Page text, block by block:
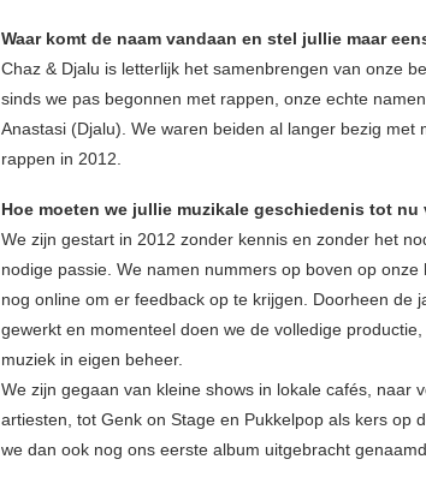
Waar komt de naam vandaan en stel jullie maar
Chaz & Djalu is letterlijk het samenbrengen van onze
sinds we pas begonnen met rappen, onze echte
Anastasi (Djalu). We waren beiden al langer bezig met
rappen in 2012.
Hoe moeten we jullie muzikale geschiedenis tot nu
We zijn gestart in 2012 zonder kennis en zonder het
nodige passie. We namen nummers op boven op
nog online om er feedback op te krijgen. Doorheen de
gewerkt en momenteel doen we de volledige
muziek in eigen beheer.
We zijn gegaan van kleine shows in lokale cafés, naar
artiesten, tot Genk on Stage en Pukkelpop als kers op
we dan ook nog ons eerste album uitgebracht genaamd